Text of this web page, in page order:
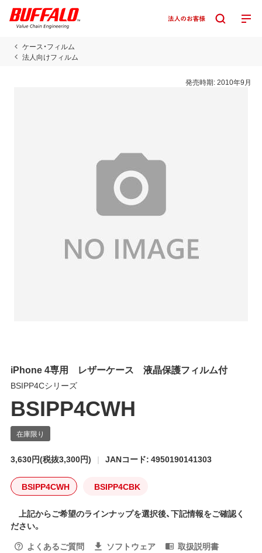
ケース・フィルム
法人向けフィルム
発売時期:2010年9月
iPhone 4専用 レザーケース 液晶保護フィルム付
BSIPP4Cシリーズ
BSIPP4CWH
3,630円(税抜3,300円) JANコード: 4950190141303
BSIPP4CWH BSIPP4CBK
上記からご希望のラインナップを選択後、下記情報をご確認く
ださい。
よくあるご質問
ソフトウェア
取扱説明書